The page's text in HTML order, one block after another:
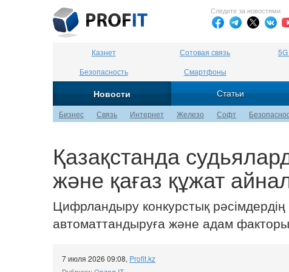
Следите за новостями
Казнет Сотовая связь
Безопасность
Смартфоны
Новости Статьи
Бизнес Связь Интернет Железо Софт
Қазақстанда
және қағаз құжат
Цифрландыру конкурстық рәсімдердің
автоматтандыруға және адам
7 июля 2026 09:08, Profit.kz